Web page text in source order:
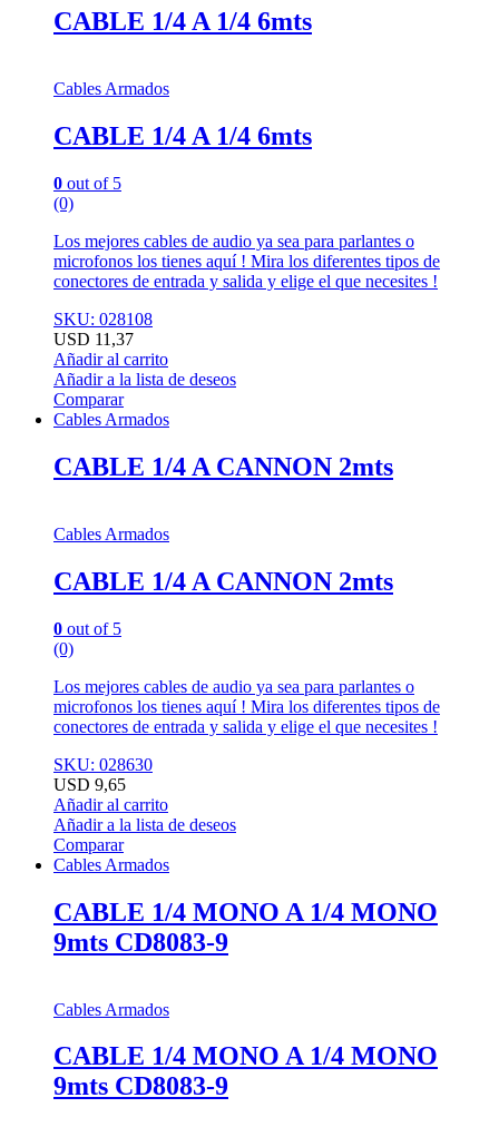
CABLE 1/4 A 1/4 6mts
Cables Armados
CABLE 1/4 A 1/4 6mts
0 out of 5
(0)
Los mejores cables de audio ya sea para parlantes o
microfonos los tienes aquí ! Mira los diferentes tipos de
conectores de entrada y salida y elige el que necesites !
SKU: 028108
USD 11,37
Añadir al carrito
Añadir a la lista de deseos
Comparar
Cables Armados
CABLE 1/4 A CANNON 2mts
Cables Armados
CABLE 1/4 A CANNON 2mts
0 out of 5
(0)
Los mejores cables de audio ya sea para parlantes o
microfonos los tienes aquí ! Mira los diferentes tipos de
conectores de entrada y salida y elige el que necesites !
SKU: 028630
USD 9,65
Añadir al carrito
Añadir a la lista de deseos
Comparar
Cables Armados
CABLE 1/4 MONO A 1/4 MONO
9mts CD8083-9
Cables Armados
CABLE 1/4 MONO A 1/4 MONO
9mts CD8083-9